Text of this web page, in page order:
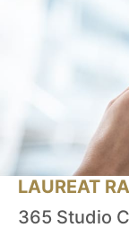
LAUREAT
365 Studio